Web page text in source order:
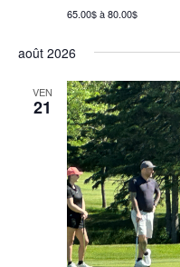
65.00$ à 80.00$
août 2026
VEN
21